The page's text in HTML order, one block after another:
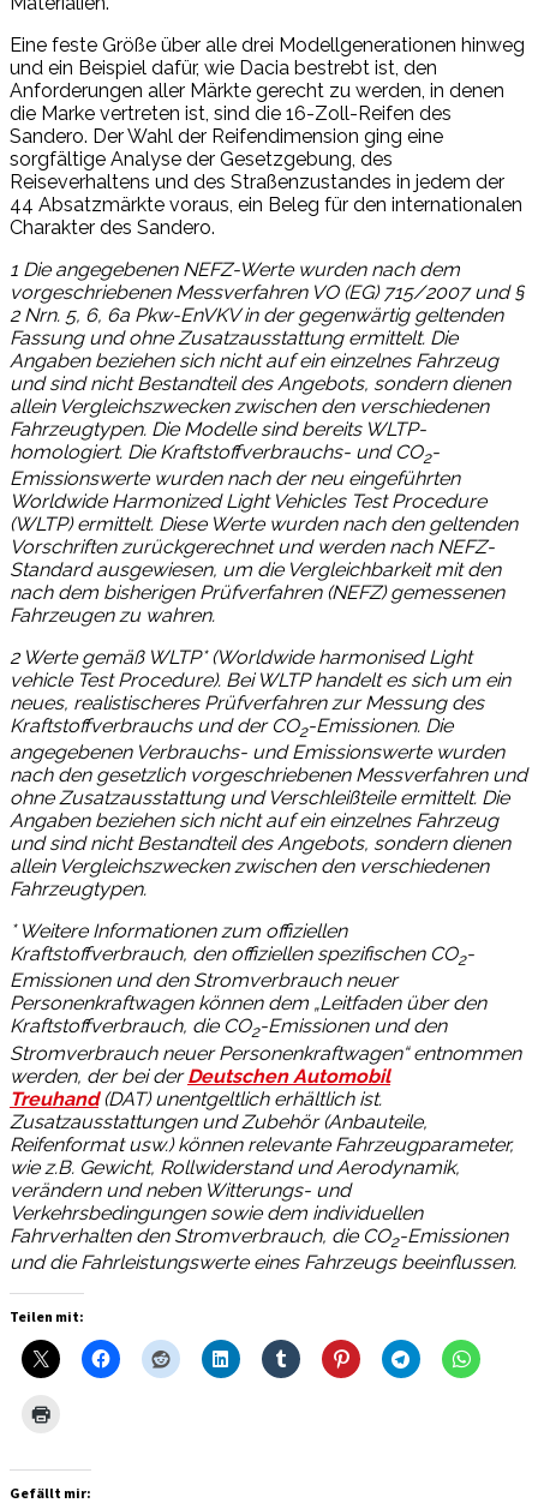
Eine feste Größe über alle drei Modellgenerationen hinweg
und ein Beispiel dafür, wie Dacia bestrebt ist, den
Anforderungen aller Märkte gerecht zu werden, in denen
die Marke vertreten ist, sind die 16-Zoll-Reifen des
Sandero. Der Wahl der Reifendimension ging eine
sorgfältige Analyse der Gesetzgebung, des
Reiseverhaltens und des Straßenzustandes in jedem der
44 Absatzmärkte voraus, ein Beleg für den internationalen
Charakter des Sandero.
1 Die angegebenen NEFZ-Werte wurden nach dem
vorgeschriebenen Messverfahren VO (EG) 715/2007 und §
2 Nrn. 5, 6, 6a Pkw-EnVKV in der gegenwärtig geltenden
Fassung und ohne Zusatzausstattung ermittelt. Die
Angaben beziehen sich nicht auf ein einzelnes Fahrzeug
und sind nicht Bestandteil des Angebots, sondern dienen
allein Vergleichszwecken zwischen den verschiedenen
Fahrzeugtypen. Die Modelle sind bereits WLTP-
homologiert. Die Kraftstoffverbrauchs- und CO2-
Emissionswerte wurden nach der neu eingeführten
Worldwide Harmonized Light Vehicles Test Procedure
(WLTP) ermittelt. Diese Werte wurden nach den geltenden
Vorschriften zurückgerechnet und werden nach NEFZ-
Standard ausgewiesen, um die Vergleichbarkeit mit den
nach dem bisherigen Prüfverfahren (NEFZ) gemessenen
Fahrzeugen zu wahren.
2 Werte gemäß WLTP* (Worldwide harmonised Light
vehicle Test Procedure). Bei WLTP handelt es sich um ein
neues, realistischeres Prüfverfahren zur Messung des
Kraftstoffverbrauchs und der CO2-Emissionen. Die
angegebenen Verbrauchs- und Emissionswerte wurden
nach den gesetzlich vorgeschriebenen Messverfahren und
ohne Zusatzausstattung und Verschleißteile ermittelt. Die
Angaben beziehen sich nicht auf ein einzelnes Fahrzeug
und sind nicht Bestandteil des Angebots, sondern dienen
allein Vergleichszwecken zwischen den verschiedenen
Fahrzeugtypen.
* Weitere Informationen zum offiziellen
Kraftstoffverbrauch, den offiziellen spezifischen CO2-
Emissionen und den Stromverbrauch neuer
Personenkraftwagen können dem „Leitfaden über den
Kraftstoffverbrauch, die CO2-Emissionen und den
Stromverbrauch neuer Personenkraftwagen“ entnommen
werden, der bei derDeutschen Automobil
Treuhand(DAT) unentgeltlich erhältlich ist.
Zusatzausstattungen und Zubehör (Anbauteile,
Reifenformat usw.) können relevante Fahrzeugparameter,
wie z.B. Gewicht, Rollwiderstand und Aerodynamik,
verändern und neben Witterungs- und
Verkehrsbedingungen sowie dem individuellen
Fahrverhalten den Stromverbrauch, die CO2-Emissionen
und die Fahrleistungswerte eines Fahrzeugs beeinflussen.
Teilen mit:
Gefällt mir: